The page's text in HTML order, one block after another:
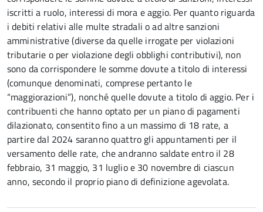
iscritti a ruolo, interessi di mora e aggio. Per quanto riguarda
i debiti relativi alle multe stradali o ad altre sanzioni
amministrative (diverse da quelle irrogate per violazioni
tributarie o per violazione degli obblighi contributivi), non
sono da corrispondere le somme dovute a titolo di interessi
(comunque denominati, comprese pertanto le
“maggiorazioni”), nonché quelle dovute a titolo di aggio. Per i
contribuenti che hanno optato per un piano di pagamenti
dilazionato, consentito fino a un massimo di 18 rate, a
partire dal 2024 saranno quattro gli appuntamenti per il
versamento delle rate, che andranno saldate entro il 28
febbraio, 31 maggio, 31 luglio e 30 novembre di ciascun
anno, secondo il proprio piano di definizione agevolata.